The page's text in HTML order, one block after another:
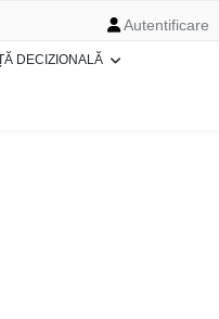
Autentificare
DECIZIONALĂ